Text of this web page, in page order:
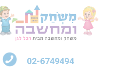
02-6749494